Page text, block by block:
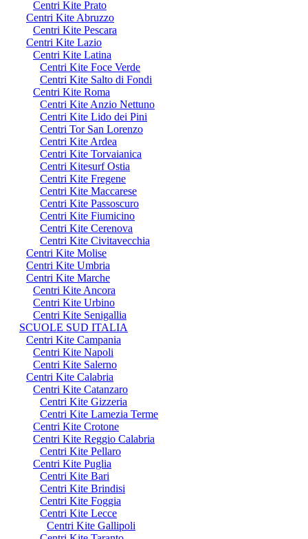
Centri Kite Prato
Centri Kite Abruzzo
Centri Kite Pescara
Centri Kite Lazio
Centri Kite Latina
Centri Kite Foce Verde
Centri Kite Salto di Fondi
Centri Kite Roma
Centri Kite Anzio Nettuno
Centri Kite Lido dei Pini
Centri Tor San Lorenzo
Centri Kite Ardea
Centri Kite Torvaianica
Centri Kitesurf Ostia
Centri Kite Fregene
Centri Kite Maccarese
Centri Kite Passoscuro
Centri Kite Fiumicino
Centri Kite Cerenova
Centri Kite Civitavecchia
Centri Kite Molise
Centri Kite Umbria
Centri Kite Marche
Centri Kite Ancora
Centri Kite Urbino
Centri Kite Senigallia
SCUOLE SUD ITALIA
Centri Kite Campania
Centri Kite Napoli
Centri Kite Salerno
Centri Kite Calabria
Centri Kite Catanzaro
Centri Kite Gizzeria
Centri Kite Lamezia Terme
Centri Kite Crotone
Centri Kite Reggio Calabria
Centri Kite Pellaro
Centri Kite Puglia
Centri Kite Bari
Centri Kite Brindisi
Centri Kite Foggia
Centri Kite Lecce
Centri Kite Gallipoli